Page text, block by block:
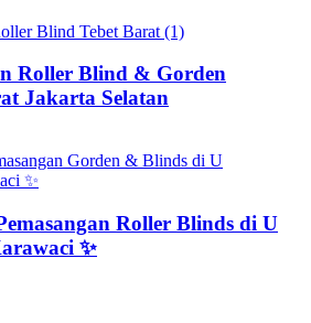
Roller Blind & Gorden
Jakarta Selatan
Roller Blinds di U
✨